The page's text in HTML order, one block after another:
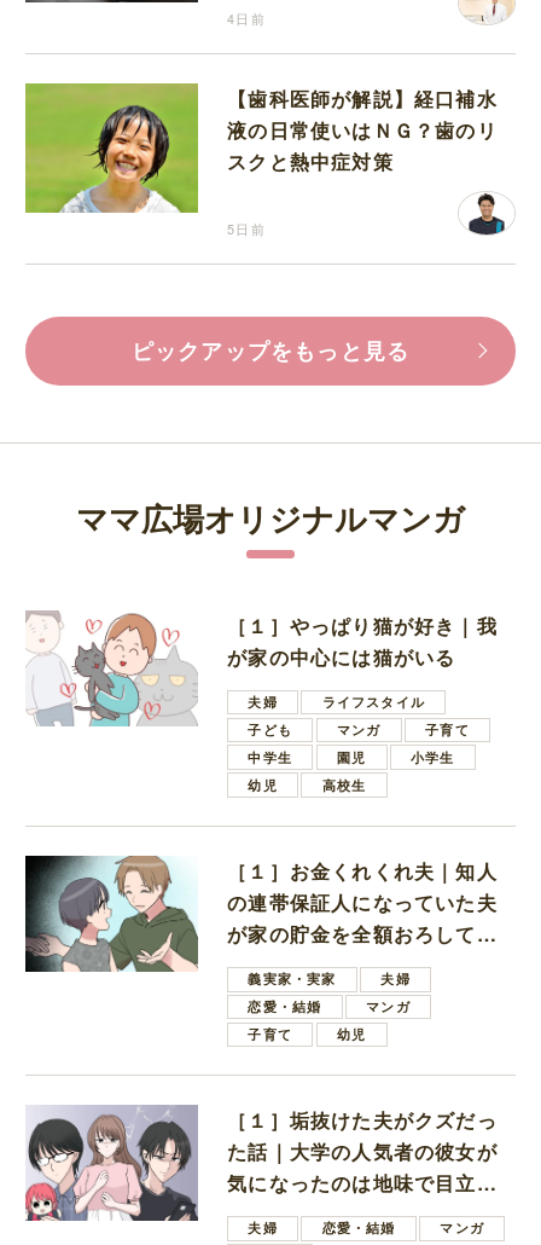
4日前
【歯科医師が解説】経口補水
液の日常使いはＮＧ？歯のリ
スクと熱中症対策
5日前
ピックアップをもっと見る
ママ広場オリジナルマンガ
［１］やっぱり猫が好き｜我
が家の中心には猫がいる
夫婦
ライフスタイル
子ども
マンガ
子育て
中学生
園児
小学生
幼児
高校生
［１］お金くれくれ夫｜知人
の連帯保証人になっていた夫
が家の貯金を全額おろしてほ
しいと言ってきた
義実家・実家
夫婦
恋愛・結婚
マンガ
子育て
幼児
［１］垢抜けた夫がクズだっ
た話｜大学の人気者の彼女が
気になったのは地味で目立た
ない男子学生
夫婦 恋愛・結婚
マンガ